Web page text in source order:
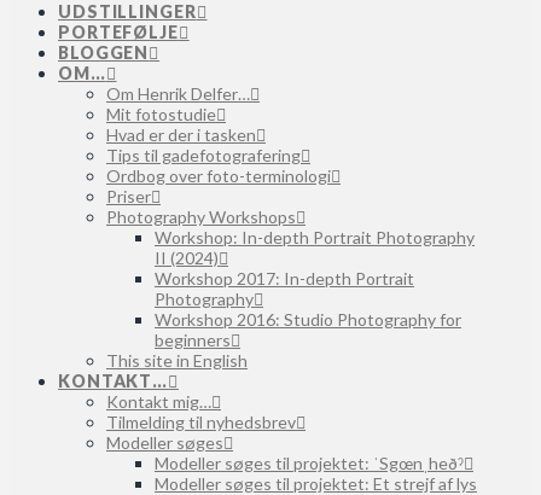
UDSTILLINGER
PORTEFØLJE
BLOGGEN
OM…
Om Henrik Delfer…
Mit fotostudie
Hvad er der i tasken
Tips til gadefotografering
Ordbog over foto-terminologi
Priser
Photography Workshops
Workshop: In-depth Portrait Photography
II (2024)
Workshop 2017: In-depth Portrait
Photography
Workshop 2016: Studio Photography for
beginners
This site in English
KONTAKT…
Kontakt mig…
Tilmelding til nyhedsbrev
Modeller søges
Modeller søges til projektet: ˈSgœnˌheðˀ
Modeller søges til projektet: Et strejf af lys